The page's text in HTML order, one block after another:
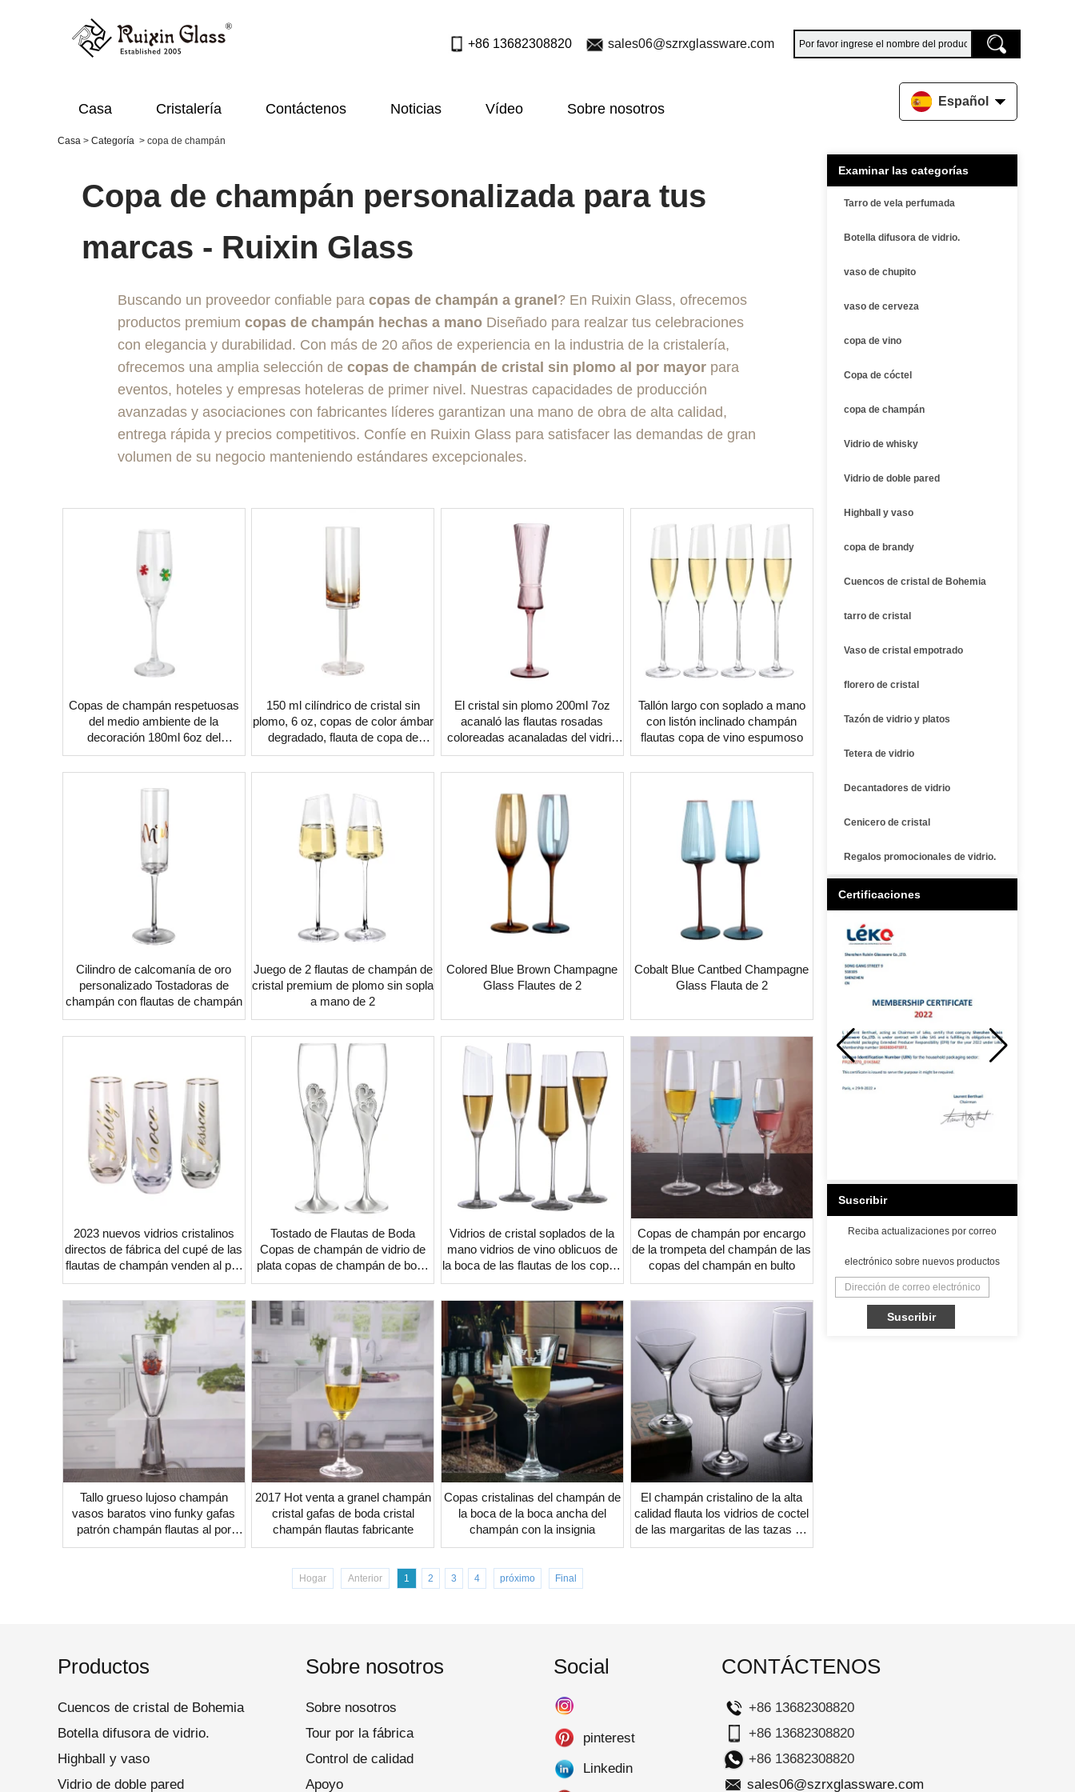
+86 13682308820 sales06@szrxglassware.com
Casa Cristalería Contáctenos Noticias Vídeo Sobre nosotros Español
Casa > Categoría > copa de champán
Examinar las categorías
Tarro de vela perfumada
Botella difusora de vidrio.
vaso de chupito
vaso de cerveza
copa de vino
Copa de cóctel
copa de champán
Vidrio de whisky
Vidrio de doble pared
Highball y vaso
copa de brandy
Cuencos de cristal de Bohemia
tarro de cristal
Vaso de cristal empotrado
florero de cristal
Tazón de vidrio y platos
Tetera de vidrio
Decantadores de vidrio
Cenicero de cristal
Regalos promocionales de vidrio.
Certificaciones
Suscribir
Reciba actualizaciones por correo
electrónico sobre nuevos productos
Copa de champán personalizada para tus
marcas - Ruixin Glass
Buscando un proveedor confiable para copas de champán a granel ? En Ruixin Glass, ofrecemos
productos premium copas de champán hechas a mano Diseñado para realzar tus celebraciones
con elegancia y durabilidad. Con más de 20 años de experiencia en la industria de la cristalería,
ofrecemos una amplia selección de copas de champán de cristal sin plomo al por mayor para
eventos, hoteles y empresas hoteleras de primer nivel. Nuestras capacidades de producción
avanzadas y asociaciones con fabricantes líderes garantizan una mano de obra de alta calidad,
entrega rápida y precios competitivos. Confíe en Ruixin Glass para satisfacer las demandas de gran
volumen de su negocio manteniendo estándares excepcionales.
Copas de champán respetuosas
del medio ambiente de la
decoración 180ml 6oz del
embutido de la flor de Handcraft
150 ml cilíndrico de cristal sin
plomo, 6 oz, copas de color ámbar
degradado, flauta de copa de
champán
El cristal sin plomo 200ml 7oz
acanaló las flautas rosadas
coloreadas acanaladas del vidrio
del champán de los cubiletes del
vintage
Tallón largo con soplado a mano
con listón inclinado champán
flautas copa de vino espumoso
Cilindro de calcomanía de oro
personalizado Tostadoras de
champán con flautas de champán
Juego de 2 flautas de champán de
cristal premium de plomo sin sopla
a mano de 2
Colored Blue Brown Champagne
Glass Flautes de 2
Cobalt Blue Cantbed Champagne
Glass Flauta de 2
2023 nuevos vidrios cristalinos
directos de fábrica del cupé de las
flautas de champán venden al por
mayor la pequeña orden aceptada
Tostado de Flautas de Boda
Copas de champán de vidrio de
plata copas de champán de boda
al por mayor
Vidrios de cristal soplados de la
mano vidrios de vino oblicuos de
la boca de las flautas de los copos
para la boda
Copas de champán por encargo
de la trompeta del champán de las
copas del champán en bulto
Tallo grueso lujoso champán
vasos baratos vino funky gafas
patrón champán flautas al por
mayor
2017 Hot venta a granel champán
cristal gafas de boda cristal
champán flautas fabricante
Copas cristalinas del champán de
la boca de la boca ancha del
champán con la insignia
El champán cristalino de la alta
calidad flauta los vidrios de coctel
de las margaritas de las tazas de
coctel al por mayor
Hogar Anterior 1 2 3 4 próximo Final
Productos
Cuencos de cristal de Bohemia
Botella difusora de vidrio.
Highball y vaso
Vidrio de doble pared
Sobre nosotros
Sobre nosotros
Tour por la fábrica
Control de calidad
Apoyo
Social
pinterest
Linkedin
CONTÁCTENOS
+86 13682308820
+86 13682308820
+86 13682308820
sales06@szrxglassware.com